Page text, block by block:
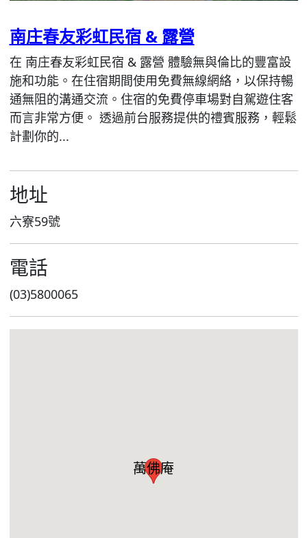
南庄春友彩虹民宿 & 露營
在 南庄春友彩虹民宿 & 露營 體驗無與倫比的豐富設
施和功能。在住宿期間使用免費無線網絡，以保持暢
通無阻的溝通交流。住宿的免費停車場對自駕遊住客
而言非常方便。 透過前台服務提供的禮賓服務，輕鬆
計劃你的...
地址
六寮59號
電話
(03)5800065
萬佛庵